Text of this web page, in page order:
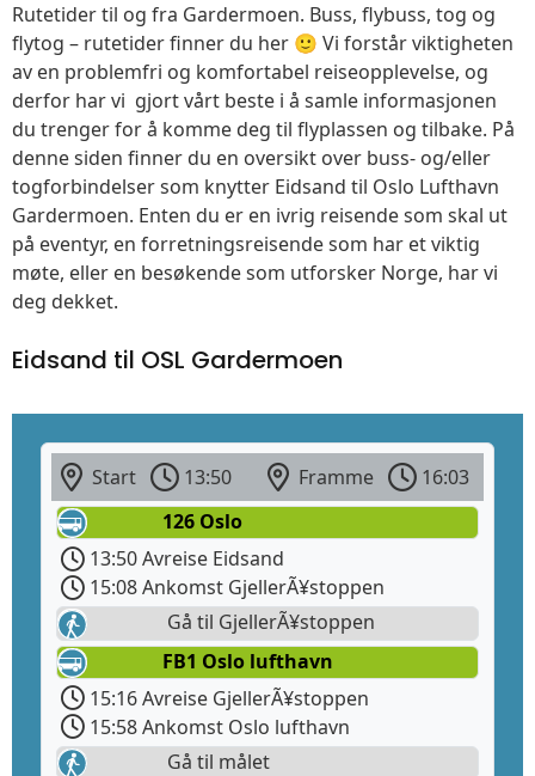
Rutetider til og fra Gardermoen. Buss, flybuss, tog og
flytog – rutetider finner du her 🙂 Vi forstår viktigheten
av en problemfri og komfortabel reiseopplevelse, og
derfor har vi gjort vårt beste i å samle informasjonen
du trenger for å komme deg til flyplassen og tilbake. På
denne siden finner du en oversikt over buss- og/eller
togforbindelser som knytter Eidsand til Oslo Lufthavn
Gardermoen. Enten du er en ivrig reisende som skal ut
på eventyr, en forretningsreisende som har et viktig
møte, eller en besøkende som utforsker Norge, har vi
deg dekket.
Eidsand til OSL Gardermoen
Start 13:50 Framme
16:03
126 Oslo
13:50 Avreise Eidsand
15:08 Ankomst GjellerÃ¥stoppen
Gå til GjellerÃ¥stoppen
FB1 Oslo lufthavn
15:16 Avreise GjellerÃ¥stoppen
15:58 Ankomst Oslo lufthavn
Gå til målet